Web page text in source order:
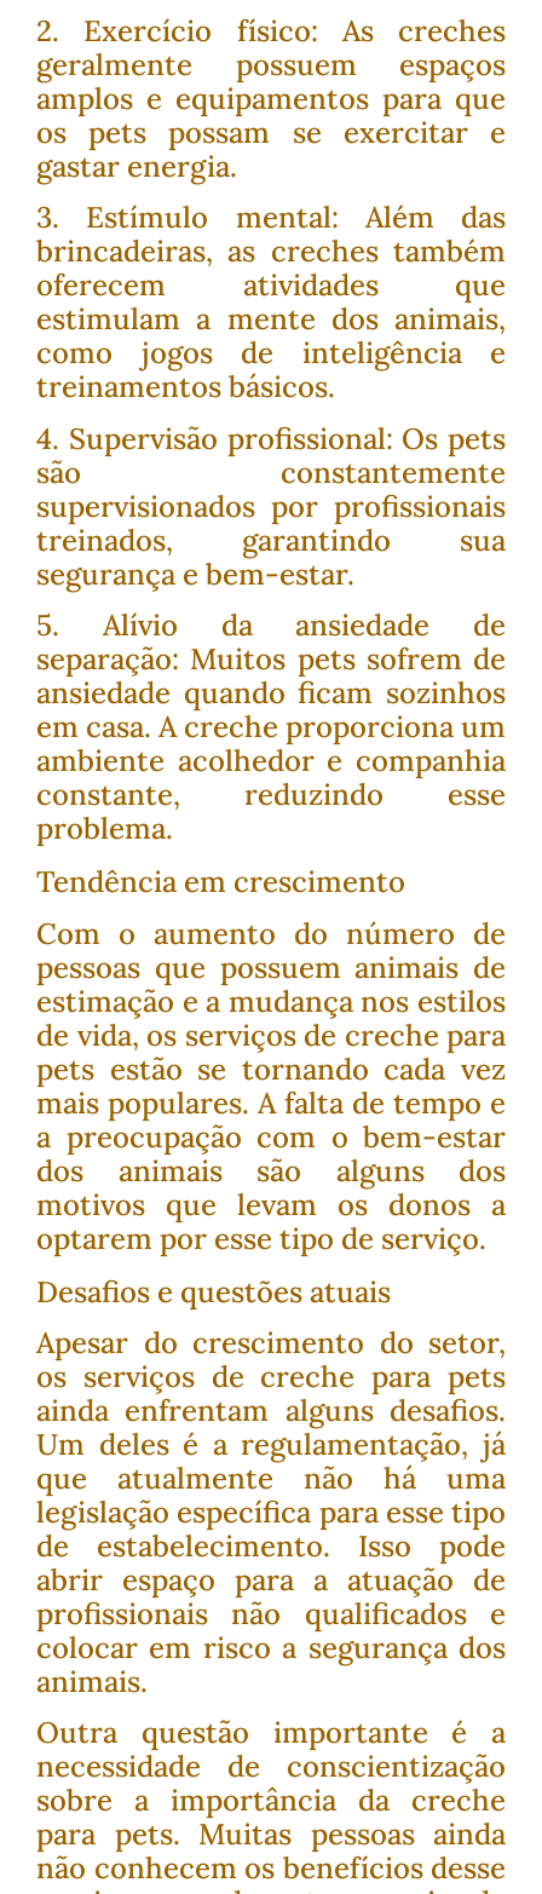
2. Exercício físico: As creches
geralmente possuem espaços
amplos e equipamentos para que
os pets possam se exercitar e
gastar energia.
3. Estímulo mental: Além das
brincadeiras, as creches também
oferecem atividades que
estimulam a mente dos animais,
como jogos de inteligência e
treinamentos básicos.
4. Supervisão profissional: Os pets
são constantemente
supervisionados por profissionais
treinados, garantindo sua
segurança e bem-estar.
5. Alívio da ansiedade de
separação: Muitos pets sofrem de
ansiedade quando ficam sozinhos
em casa. A creche proporciona um
ambiente acolhedor e companhia
constante, reduzindo esse
problema.
Tendência em crescimento
Com o aumento do número de
pessoas que possuem animais de
estimação e a mudança nos estilos
de vida, os serviços de creche para
pets estão se tornando cada vez
mais populares. A falta de tempo e
a preocupação com o bem-estar
dos animais são alguns dos
motivos que levam os donos a
optarem por esse tipo de serviço.
Desafios e questões atuais
Apesar do crescimento do setor,
os serviços de creche para pets
ainda enfrentam alguns desafios.
Um deles é a regulamentação, já
que atualmente não há uma
legislação específica para esse tipo
de estabelecimento. Isso pode
abrir espaço para a atuação de
profissionais não qualificados e
colocar em risco a segurança dos
animais.
Outra questão importante é a
necessidade de conscientização
sobre a importância da creche
para pets. Muitas pessoas ainda
não conhecem os benefícios desse